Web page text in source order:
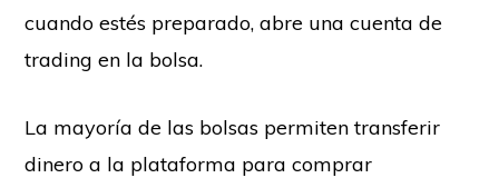
cuando estés preparado, abre una cuenta de
trading en la bolsa.
La mayoría de las bolsas permiten transferir
dinero a la plataforma para comprar